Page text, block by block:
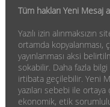
Tüm hakları Yeni Mesaj
Yazılı izin
ortamda kopyalanması,
yayınlanması aksi
sokabilir. Daha fazla
irtibata geçilebilir. Yeni
yazıları sebebi ile
ekonomik, etik